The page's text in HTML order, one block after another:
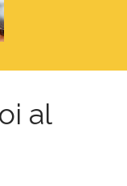
al